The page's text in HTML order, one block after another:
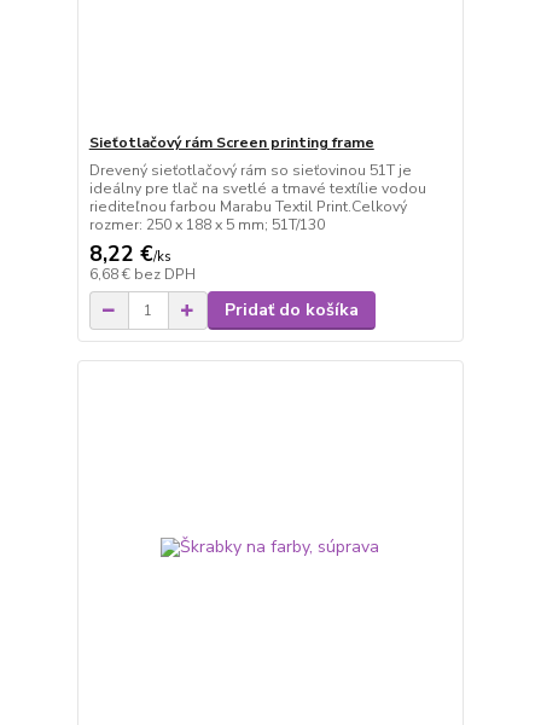
Sieťotlačový rám Screen printing frame
Drevený sieťotlačový rám so sieťovinou 51T je
ideálny pre tlač na svetlé a tmavé textílie vodou
riediteľnou farbou Marabu Textil Print.Celkový
rozmer: 250 x 188 x 5 mm; 51T/130
8,22 €/ks
6,68 € bez DPH
Pridať do košíka